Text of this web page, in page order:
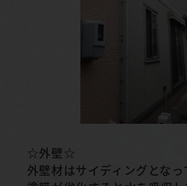
☆外壁☆
外壁材はサイディングとな